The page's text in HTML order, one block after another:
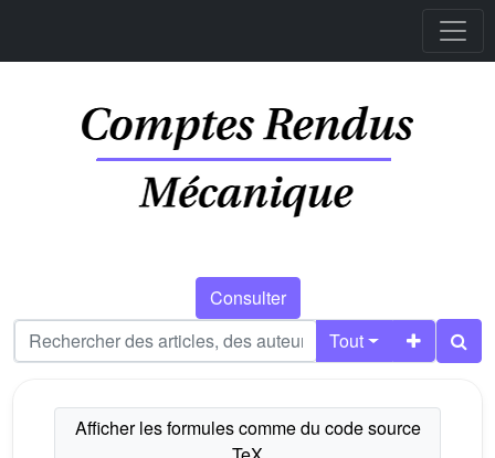
Consulter
Tout